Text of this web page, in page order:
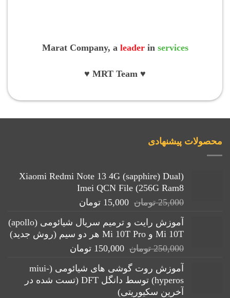
Marat Company, a leaderin services
♥ MRT Team ♥
محصولات پیشنهادی
(Xiaomi Redmi Note 13 4G (sapphire) Dual
Imei QCN File (256G Ram8
25,000 تومان قیمت
25,000 تومان
بود.
15,000 تومان
15,000 تومان.
آموزش رایت و ترمیم سریال شیائومی (apollo)
Mi 10T و Mi 10T Pro هر دو سیم (روش جدید)
250,000 تومان قیمت
250,000 تومان
بود.
150,000 تومان
150,000 تومان.آموزش روت گوشی های شیائومی (miui-
hyperos) توسط دانگل DFT (تست شده در
آخرین سکیوریتی)